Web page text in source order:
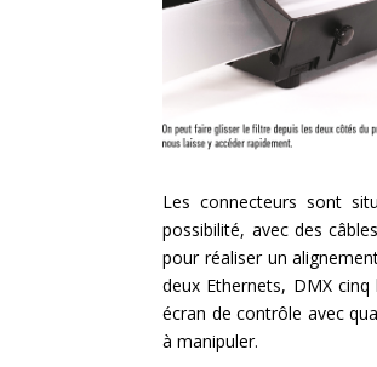
Les connecteurs sont
possibilité, avec des
pour réaliser un
deux Ethernets, DMX
écran de contrôle avec
à manipuler.